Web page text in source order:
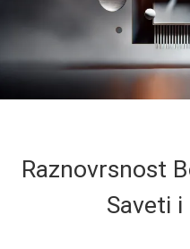
Raznovrsnost
Saveti